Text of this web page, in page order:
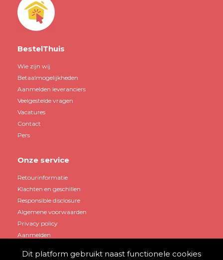
BestelThuis
Wie zijn wij
Betaalmogelijkheden
Aanmelden leveranciers
Veelgestelde vragen
Vacatures
Contact
Pers
Onze service
Retourinformatie
Klachten en geschillen
Responsible disclosure
Algemene voorwaarden
Privacy policy
Aanmelden
Dit platform gebruikt naast functionele cookies